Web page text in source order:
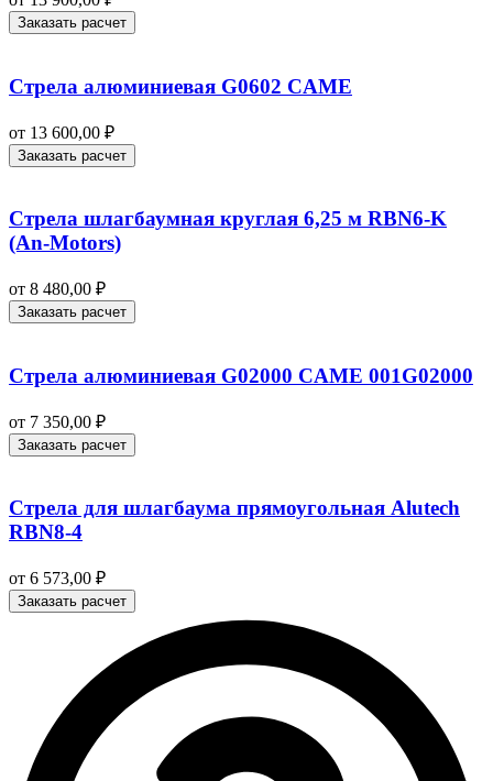
Заказать расчет
Стрела алюминиевая G0602 CAME
от 13 600,00 ₽
Заказать расчет
Стрела шлагбаумная круглая 6,25 м RBN6-K
(An-Motors)
от 8 480,00 ₽
Заказать расчет
Стрела алюминиевая G02000 CAME 001G02000
от 7 350,00 ₽
Заказать расчет
Стрела для шлагбаума прямоугольная Alutech
RBN8-4
от 6 573,00 ₽
Заказать расчет